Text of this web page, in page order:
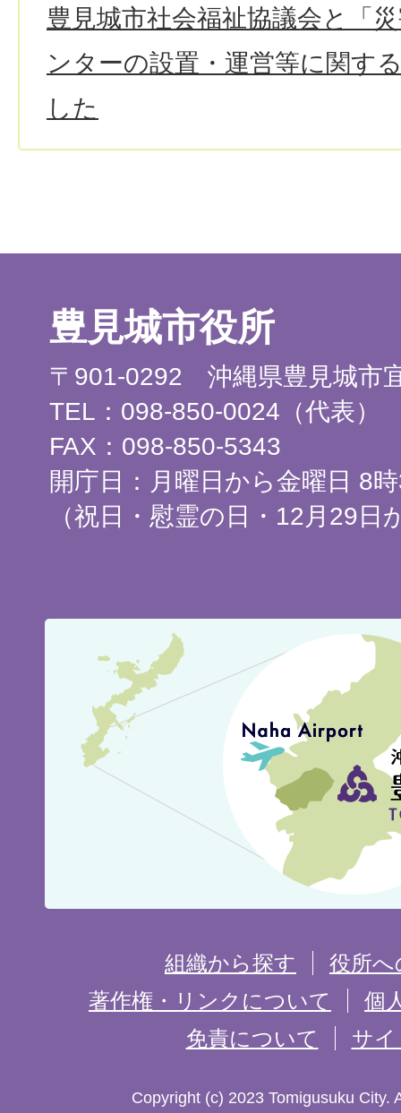
豊見城市社会福祉協議会と「
ンターの設置・運営等に関す
した
豊見城市役所
〒901-0292 沖縄県豊見城市
TEL：098-850-0024（代表）
FAX：098-850-5343
開庁日：月曜日から金曜日 8
（祝日・慰霊の日・12月29日
組織から探す
役所
著作権・リンクについて
個
免責について
サ
Copyright (c) 2023 Tomigusuku City.